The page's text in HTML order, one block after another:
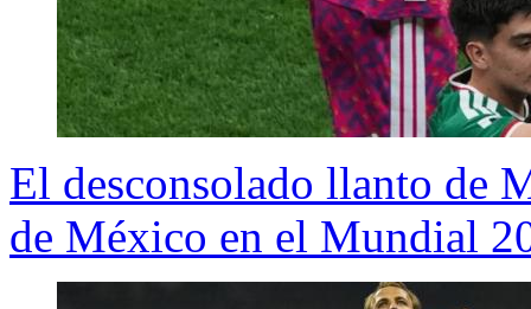
El desconsolado llanto de
de México en el Mundial